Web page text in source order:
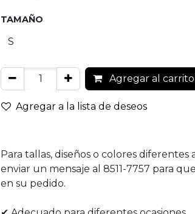
TAMAÑO
Agregar al carrito
Agregar a la lista de deseos
Para tallas, diseños o colores diferentes
enviar un mensaje al 8511-7757 para
en su pedido.